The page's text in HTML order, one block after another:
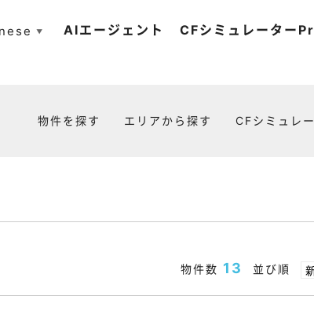
▼ AIエージェント CFシミュレーター
物件を探す エリアから探す CFシミュレ
物件数 13 並び順